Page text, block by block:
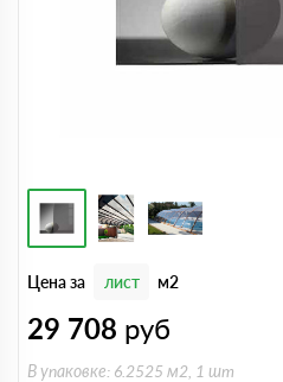
Цена за лист м2
29 708 руб
В упаковке: 6.2525 м2, 1 шт